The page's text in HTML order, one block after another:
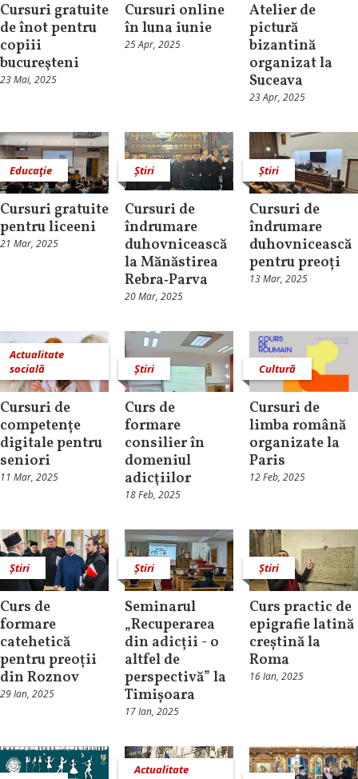
Cursuri gratuite
de înot pentru
copiii
bucureşteni
23 Mai, 2025
Cursuri online
în luna iunie
25 Apr, 2025
Atelier de
pictură
bizantină
organizat la
Suceava
23 Apr, 2025
Educaţie
Cursuri gratuite
pentru liceeni
21 Mar, 2025
Știri
Cursuri de
îndrumare
duhovnicească
la Mănăstirea
Rebra‑Parva
20 Mar, 2025
Știri
Cursuri de
îndrumare
duhovnicească
pentru preoți
13 Mar, 2025
Actualitate
socială
Cursuri de
competențe
digitale pentru
seniori
11 Mar, 2025
Știri
Curs de
formare
consilier în
domeniul
adicţiilor
18 Feb, 2025
Cultură
Cursuri de
limba română
organizate la
Paris
12 Feb, 2025
Știri
Curs de
formare
catehetică
pentru preoții
din Roznov
29 Ian, 2025
Știri
Seminarul
„Recuperarea
din adicții - o
altfel de
perspectivă” la
Timișoara
17 Ian, 2025
Știri
Curs practic de
epigrafie latină
creștină la
Roma
16 Ian, 2025
Actualitate